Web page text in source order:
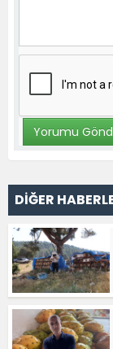
DİĞER